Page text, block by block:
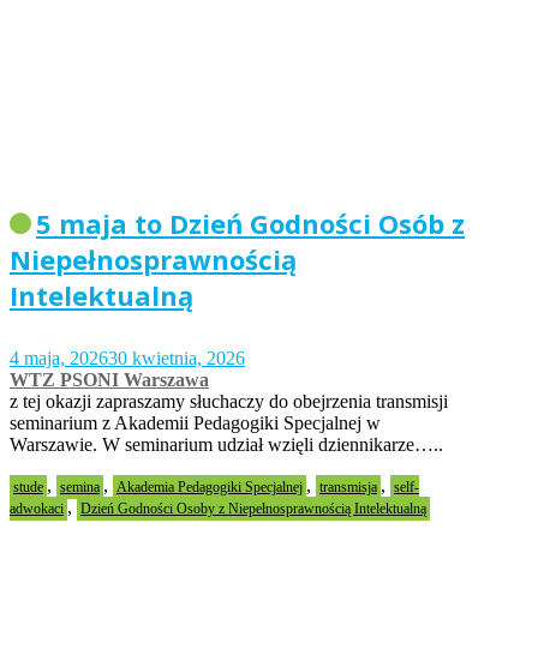
5 maja to Dzień Godności Osób z
Niepełnosprawnością
Intelektualną
4 maja, 202630 kwietnia, 2026
WTZ PSONI Warszawa
z tej okazji zapraszamy słuchaczy do obejrzenia transmisji
seminarium z Akademii Pedagogiki Specjalnej w
Warszawie. W seminarium udział wzięli dziennikarze…..
stude , semina , Akademia Pedagogiki Specjalnej , transmisja , self-
adwokaci , Dzień Godności Osoby z Niepełnosprawnością Intelektualną